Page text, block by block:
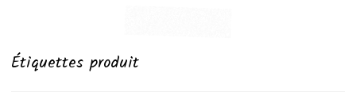
Étiquettes produit